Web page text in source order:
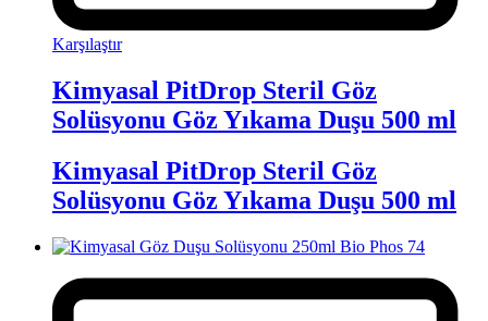
Karşılaştır
Kimyasal PitDrop Steril Göz
Solüsyonu Göz Yıkama Duşu 500 ml
Kimyasal PitDrop Steril Göz
Solüsyonu Göz Yıkama Duşu 500 ml